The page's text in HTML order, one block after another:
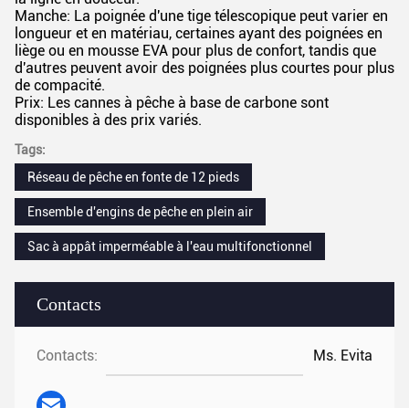
Contacts
Contacts: Ms. Evita
Manche: La poignée d'une tige télescopique peut varier en
longueur et en matériau, certaines ayant des poignées en
liège ou en mousse EVA pour plus de confort, tandis que
d'autres peuvent avoir des poignées plus courtes pour plus
de compacité.
Prix: Les cannes à pêche à base de carbone sont
disponibles à des prix variés.
Tags:
Réseau de pêche en fonte de 12 pieds
Ensemble d'engins de pêche en plein air
Sac à appât imperméable à l'eau multifonctionnel